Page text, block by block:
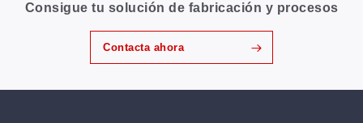
Consigue tu solución de fabricación y procesos
Contacta ahora